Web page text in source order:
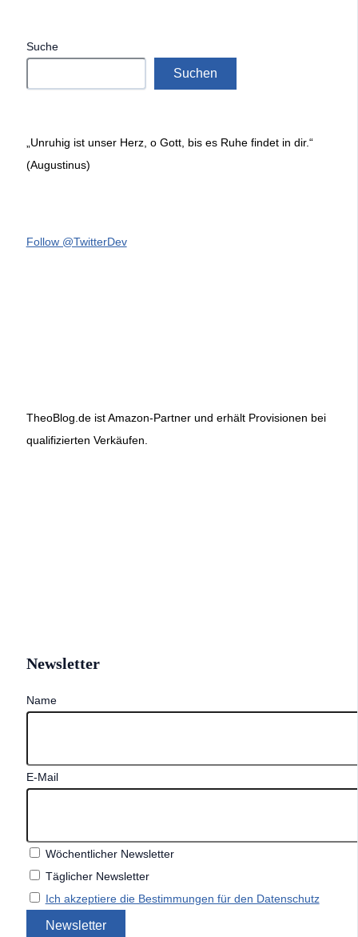
Suche
Suchen
„Unruhig ist unser Herz, o Gott, bis es Ruhe findet in dir.“
(Augustinus)
Follow @TwitterDev
TheoBlog.de ist Amazon-Partner und erhält Provisionen bei
qualifizierten Verkäufen.
Newsletter
Name
E-Mail
Wöchentlicher Newsletter
Täglicher Newsletter
Ich akzeptiere die Bestimmungen für den Datenschutz